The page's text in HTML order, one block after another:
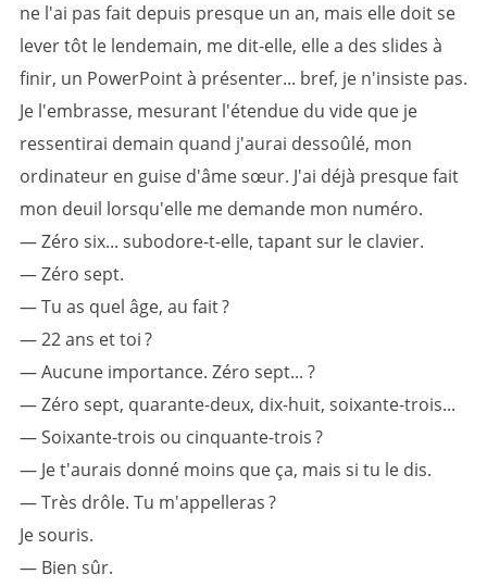
ne l'ai pas fait depuis presque un an, mais elle doit se
lever tôt le lendemain, me dit-elle, elle a des slides à
finir, un PowerPoint à présenter... bref, je n'insiste pas.
Je l'embrasse, mesurant l'étendue du vide que je
ressentirai demain quand j'aurai dessoûlé, mon
ordinateur en guise d'âme sœur. J'ai déjà presque fait
mon deuil lorsqu'elle me demande mon numéro.
— Zéro six... subodore-t-elle, tapant sur le clavier.
— Zéro sept.
— Tu as quel âge, au fait ?
— 22 ans et toi ?
— Aucune importance. Zéro sept... ?
— Zéro sept, quarante-deux, dix-huit, soixante-trois...
— Soixante-trois ou cinquante-trois ?
— Je t'aurais donné moins que ça, mais si tu le dis.
— Très drôle. Tu m'appelleras ?
Je souris.
— Bien sûr.